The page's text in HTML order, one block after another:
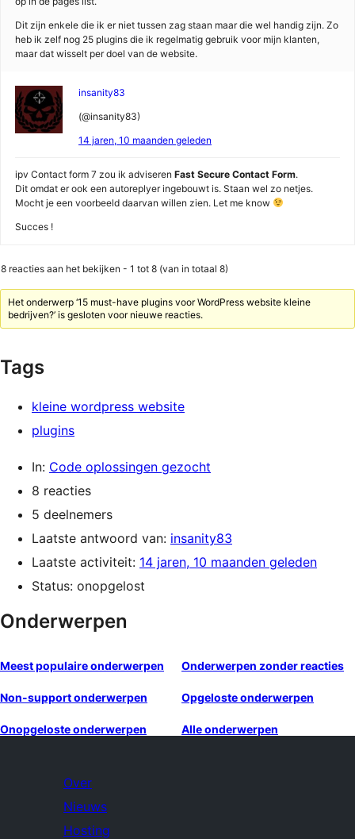
Dit zijn enkele die ik er niet tussen zag staan maar die wel handig zijn. Zo
heb ik zelf nog 25 plugins die ik regelmatig gebruik voor mijn klanten,
maar dat wisselt per doel van de website.
insanity83
(@insanity83)
14 jaren, 10 maanden geleden
ipv Contact form 7 zou ik adviseren Fast Secure Contact Form.
Dit omdat er ook een autoreplyer ingebouwt is. Staan wel zo netjes.
Mocht je een voorbeeld daarvan willen zien. Let me know
Succes !
8 reacties aan het bekijken - 1 tot 8 (van in totaal 8)
Het onderwerp ‘15 must-have plugins voor WordPress website kleine
bedrijven?’ is gesloten voor nieuwe reacties.
Tags
kleine wordpress website
plugins
In: Code oplossingen gezocht
8 reacties
5 deelnemers
Laatste antwoord van: insanity83
Laatste activiteit: 14 jaren, 10 maanden geleden
Status: onopgelost
Onderwerpen
Meest populaire onderwerpen Onderwerpen zonder reacties
Non-support onderwerpen Opgeloste onderwerpen
Onopgeloste onderwerpen Alle onderwerpen
Over
Nieuws
Hosting